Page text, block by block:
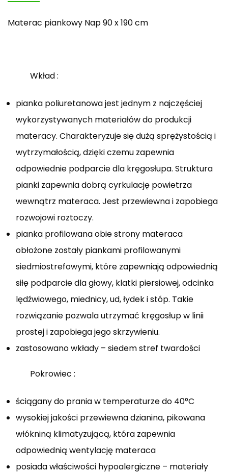
Materac piankowy Nap 90 x 190 cm
Wkład :
pianka poliuretanowa jest jednym z najczęściej
wykorzystywanych materiałów do produkcji
materacy. Charakteryzuje się dużą sprężystością i
wytrzymałością, dzięki czemu zapewnia
odpowiednie podparcie dla kręgosłupa. Struktura
pianki zapewnia dobrą cyrkulację powietrza
wewnątrz materaca. Jest przewiewna i zapobiega
rozwojowi roztoczy.
pianka profilowana obie strony materaca
obłożone zostały piankami profilowanymi
siedmiostrefowymi, które zapewniają odpowiednią
siłę podparcie dla głowy, klatki piersiowej, odcinka
lędźwiowego, miednicy, ud, łydek i stóp. Takie
rozwiązanie pozwala utrzymać kręgosłup w linii
prostej i zapobiega jego skrzywieniu.
zastosowano wkłady – siedem stref twardości
Pokrowiec :
ściągany do prania w temperaturze do 40°C
wysokiej jakości przewiewna dzianina, pikowana
włókniną klimatyzującą, która zapewnia
odpowiednią wentylację materaca
posiada właściwości hypoalergiczne – materiały